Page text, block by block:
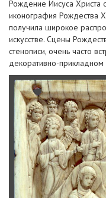
Рождение Иисуса Христа
иконография Рождества
получила широкое
искусстве. Сцены
стенописи, очень часто
декоративно-прикладном